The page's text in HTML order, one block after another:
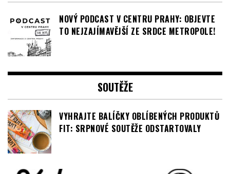
NOVÝ PODCAST V CENTRU PRAHY: OBJEVTE
TO NEJZAJÍMAVĚJŠÍ ZE SRDCE METROPOLE!
SOUTĚŽE
VYHRAJTE BALÍČKY OBLÍBENÝCH PRODUKTŮ
FIT: SRPNOVÉ SOUTĚŽE ODSTARTOVALY